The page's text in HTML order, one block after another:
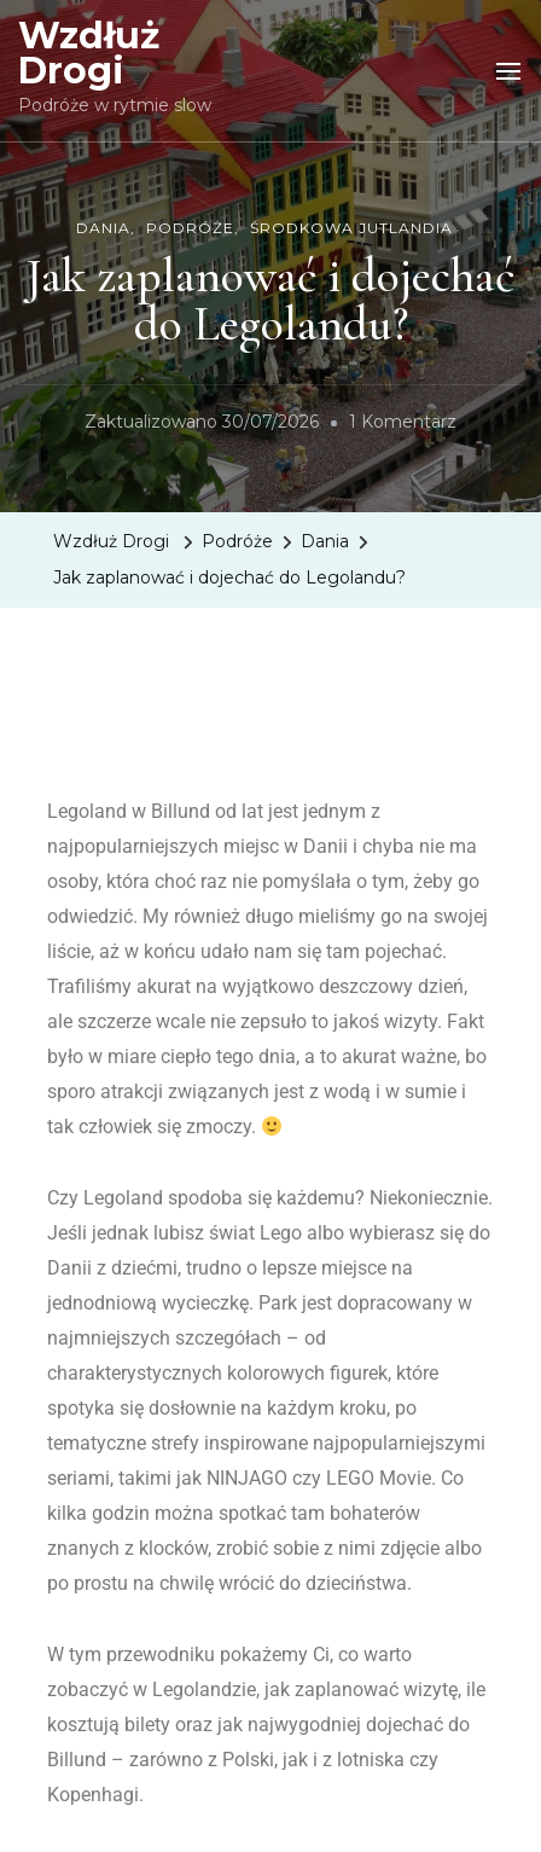
Wzdłuż
Drogi
Podróże w rytmie slow
DANIA PODRÓŻE ŚRODKOWA JUTLANDIA
Jak zaplanować i dojechać
do Legolandu?
Zaktualizowano30/07/2026 1 Komentarz
Wzdłuż Drogi Podróże
Dania
Jak zaplanować i dojechać do Legolandu?
Legoland w Billund od lat jest jednym z
najpopularniejszych miejsc w Danii i chyba nie ma
osoby, która choć raz nie pomyślała o tym, żeby go
odwiedzić. My również długo mieliśmy go na swojej
liście, aż w końcu udało nam się tam pojechać.
Trafiliśmy akurat na wyjątkowo deszczowy dzień,
ale szczerze wcale nie zepsuło to jakoś wizyty. Fakt
było w miare ciepło tego dnia, a to akurat ważne, bo
sporo atrakcji związanych jest z wodą i w sumie i
tak człowiek się zmoczy.
Czy Legoland spodoba się każdemu? Niekoniecznie.
Jeśli jednak lubisz świat Lego albo wybierasz się do
Danii z dziećmi, trudno o lepsze miejsce na
jednodniową wycieczkę. Park jest dopracowany w
najmniejszych szczegółach – od
charakterystycznych kolorowych figurek, które
spotyka się dosłownie na każdym kroku, po
tematyczne strefy inspirowane najpopularniejszymi
seriami, takimi jak NINJAGO czy LEGO Movie. Co
kilka godzin można spotkać tam bohaterów
znanych z klocków, zrobić sobie z nimi zdjęcie albo
po prostu na chwilę wrócić do dzieciństwa.
W tym przewodniku pokażemy Ci, co warto
zobaczyć w Legolandzie, jak zaplanować wizytę, ile
kosztują bilety oraz jak najwygodniej dojechać do
Billund – zarówno z Polski, jak i z lotniska czy
Kopenhagi.